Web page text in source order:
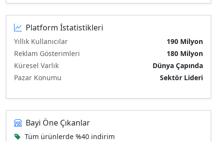
Platform İstatistikleri
Yıllık Kullanıcılar
190 Milyon
Reklam Gösterimleri
180 Milyon
Küresel Varlık
Dünya Çapında
Pazar Konumu
Sektör Lideri
Bayi Öne Çıkanlar
Tüm ürünlerde %40 indirim